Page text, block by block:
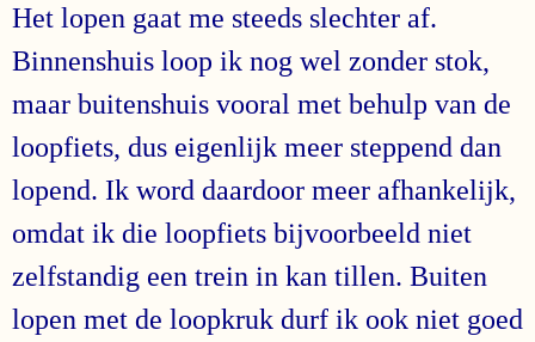
Het lopen gaat me steeds slechter af.
Binnenshuis loop ik nog wel zonder stok,
maar buitenshuis vooral met behulp van de
loopfiets, dus eigenlijk meer steppend dan
lopend. Ik word daardoor meer afhankelijk,
omdat ik die loopfiets bijvoorbeeld niet
zelfstandig een trein in kan tillen. Buiten
lopen met de loopkruk durf ik ook niet goed